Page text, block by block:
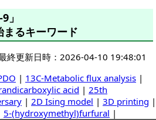
」
まるキーワード
終更新日時：2026-04-10 19:48:01
| 13C-Metabolic flux analysis |
acid | 25th
| 2D Ising model | 3D printing |
5-(hydroxymethyl)furfural |